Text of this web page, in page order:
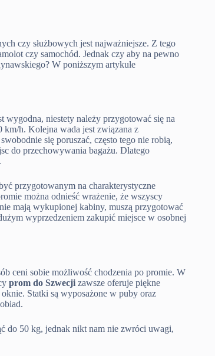
czy służbowych jest najważniejsze. Z tego
czy samochód. Jednak czy aby na pewno
W poniższym artykule
wygodna, niestety należy przygotować się na
km/h. Kolejna wada jest związana z
się poruszać, często tego nie robią,
do przechowywania bagażu. Dlatego
przygotowanym na charakterystyczne
można odnieść wrażenie, że wszyscy
mają wykupionej kabiny, muszą przygotować
wyprzedzeniem zakupić miejsce w osobnej
ceni sobie możliwość chodzenia po promie. W
prom do Szwecji zawsze oferuje piękne
Statki są wyposażone w puby oraz
do 50 kg, jednak nikt nam nie zwróci uwagi,